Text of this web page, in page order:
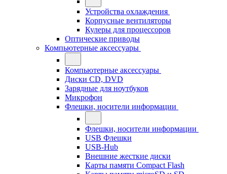
Устройства охлаждения
Корпусные вентиляторы
Кулеры для процессоров
Оптические приводы
Компьютерные аксессуары
Компьютерные аксессуары
Диски CD, DVD
Зарядные для ноутбуков
Микрофон
Флешки, носители информации
Флешки, носители информации
USB Флешки
USB-Hub
Внешние жесткие диски
Карты памяти Compact Flash